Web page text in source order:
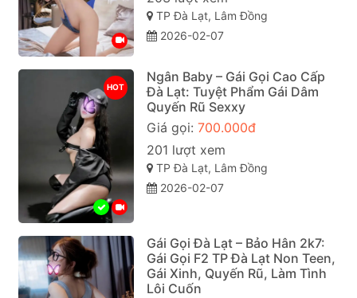
TP Đà Lạt, Lâm Đồng
2026-02-07
HOT
Ngân Baby – Gái Gọi Cao Cấp
Đà Lạt: Tuyệt Phẩm Gái Dâm
Quyến Rũ Sexxy
Giá gọi: 700.000đ
201 lượt xem
TP Đà Lạt, Lâm Đồng
2026-02-07
Gái Gọi Đà Lạt – Bảo Hân 2k7:
Gái Gọi F2 TP Đà Lạt Non Teen,
Gái Xinh, Quyến Rũ, Làm Tình
Lôi Cuốn